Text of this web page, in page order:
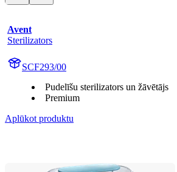
Avent
Sterilizators
SCF293/00
Pudelīšu sterilizators un žāvētājs
Premium
Aplūkot produktu